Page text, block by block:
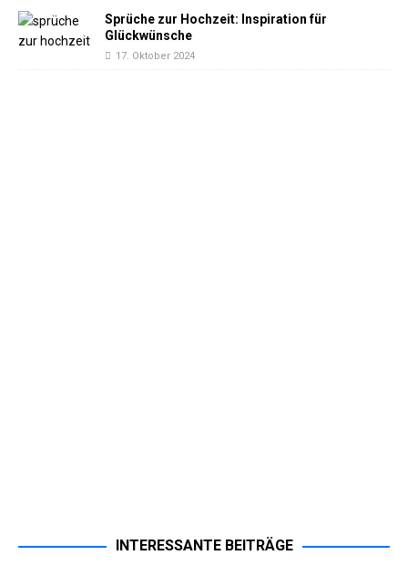
Sprüche zur Hochzeit: Inspiration für
Glückwünsche
17. Oktober 2024
INTERESSANTE BEITRÄGE